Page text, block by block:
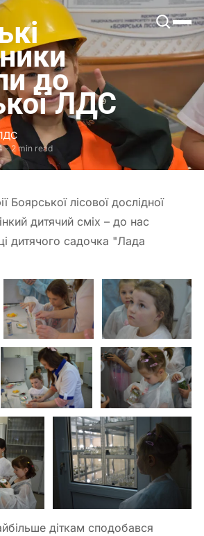
до
ЛДС
-2 min read
Боярської лісової дослідної
дитячий сміх – до нас
дитячого садочка "Лада
діткам сподобався